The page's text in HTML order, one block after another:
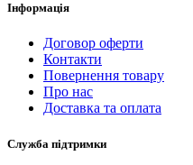
Інформація
Договор оферти
Контакти
Повернення товару
Про нас
Доставка та оплата
Служба підтримки